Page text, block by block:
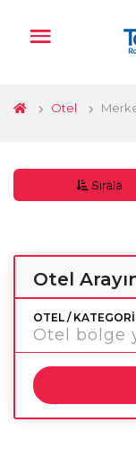
Otel
Sırala
Otel
OTEL /